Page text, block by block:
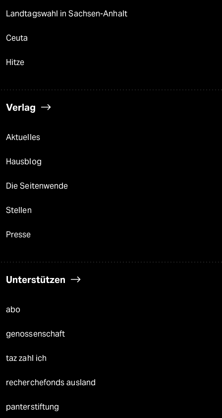
Landtagswahl in Sachsen-Anhalt
Ceuta
Hitze
Verlag
Aktuelles
Hausblog
Die Seitenwende
Stellen
Presse
Unterstützen
abo
genossenschaft
taz zahl ich
recherchefonds ausland
panterstiftung